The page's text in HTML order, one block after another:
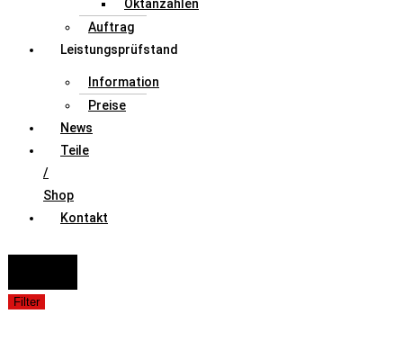
Oktanzahlen
Auftrag
Leistungsprüfstand
Information
Preise
News
Teile
/
Shop
Kontakt
Filter